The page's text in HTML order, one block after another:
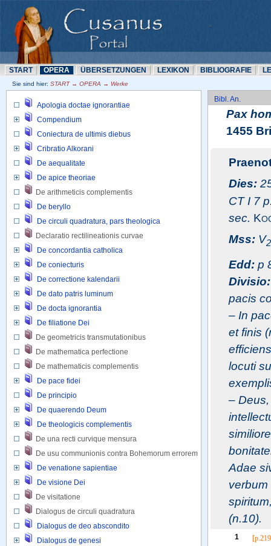
START OPERA ÜBERSETZUNN LEXIKON BIBLIOGRAFIE
Sie sind hier: START → OPERA → Werke
Apologia doctae ignorantiae
Compendium
Coniectura de ultimis diebus
Cribratio Alkorani
De aequalitate
De apice theoriae
De arithmeticis complementis
De beryllo
De circuli quadratura, pars theologica
Declaratio rectilineationis curvae
De concordantia catholica
De coniecturis
De correctione kalendarii
De dato patris luminum
De docta ignorantia
De filiatione Dei
De geometricis transmutationibus
De mathematica perfectione
De mathematicis complementis
De pace fidei
De principio
De quaerendo Deum
De theologicis complementis
De una recti curvique mensura
De usu communionis contra Bohemorum errorem
De venatione sapientiae
De visione Dei
De visitatione
Dialogus de circuli quadratura
Dialogus de deo abscondito
Dialogus de genesi
Bibl. An.
Pax
1455
Dies:
CT I 7
sec.
Mss: V2
Edd: p
Divisio:
pacis
– In
et finis
locuti
–
Adae
(n.10).
1